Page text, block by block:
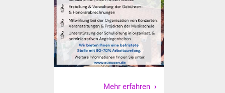
Kirchen
Lokale Agenda
Jugendhaus
Mehr erfahren